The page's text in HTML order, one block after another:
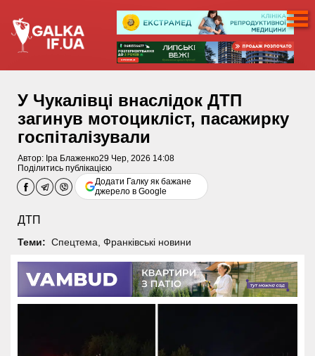
У Чукалівці внаслідок ДТП
загинув мотоцикліст, пасажирку
госпіталізували
Автор: Іра Блаженко29 Чер, 2026 14:08
Поділитись публікацією
Додати Галку як бажане
джерело в Google
ДТП
Теми: Спецтема Франківські новини